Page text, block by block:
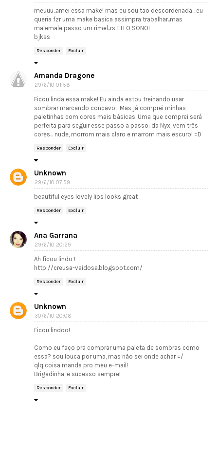
meuuu..amei essa make! mas eu sou tao descordenada....eu
queria fzr uma make basica assimpra trabalhar..mas
malemale passo um rimel..rs..EH O SONO!
bjkss
Responder Excluir
Amanda Dragone
29/6/10 01:58
Ficou linda essa make! Eu ainda estou treinando usar
sombrar marcando concavo... Mas já comprei minhas
paletinhas com cores mais básicas. Uma que comprei será
perfeita para seguir esse passo a passo: da Nyx, vem três
cores... nude, morrom mais claro e marrom mais escuro! =D
Responder Excluir
Unknown
29/6/10 07:58
beautiful eyes lovely lips looks great
Responder Excluir
Ana Garrana
29/6/10 20:29
Ah ficou lindo !
http://creusa-vaidosa.blogspot.com/
Responder Excluir
Unknown
30/6/10 20:08
Ficou lindoo!
Como eu faço pra comprar uma paleta de sombras como
essa? sou louca por uma, mas não sei onde achar =/
qlq coisa manda pro meu e-mail!
Brigadinha, e sucesso sempre!
Responder Excluir